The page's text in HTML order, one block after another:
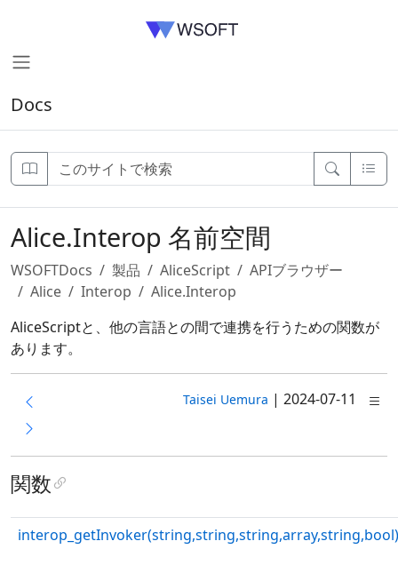
Docs
Alice.Interop 名前空間
WSOFTDocs 製品 AliceScript
APIブラウザー
Alice
Interop
Alice.Interop
AliceScriptと、他の言語との間で連携を行うための関数が
あります。
Taisei Uemura | 2024-07-11
関数
interop_getInvoker(string,string,string,array,string,bool)